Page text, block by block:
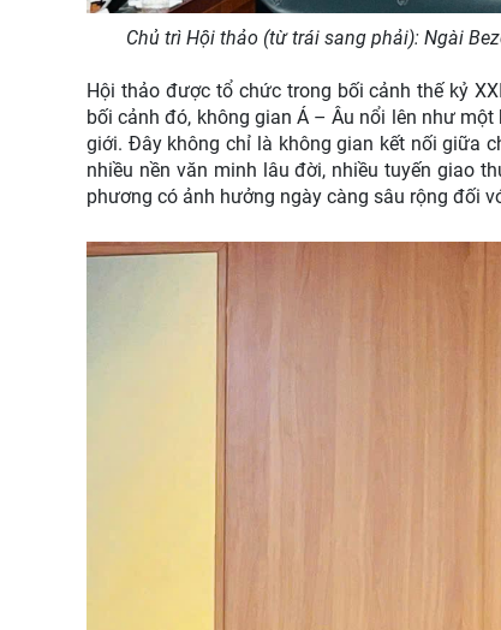
Chủ trì Hội thảo (từ trái sang phải): Ngài
Hội thảo được tổ chức trong bối cảnh thế kỷ
bối cảnh đó, không gian Á – Âu nổi lên như
giới. Đây không chỉ là không gian kết nối giữa
nhiều nền văn minh lâu đời, nhiều tuyến giao
phương có ảnh hưởng ngày càng sâu rộng đối